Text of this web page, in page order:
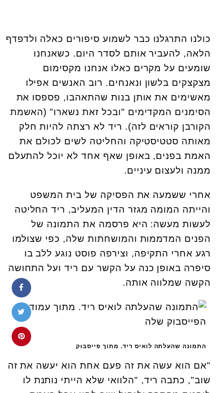
כולנו התרגלנו כבר לשמוע סיפורים כאלה ולדפדף
הלאה, להעביר אותם לסדר היום. כשאנחנו
שומעים על מקרים כאלו אנחנו מקסימום
מצקצקים בלשון ונאנחים. רוב האנשים אפילו
מאשימים את אותן בנות שהתאהבו, פספסו את
הסימנים המקדימים "ובכל זאת נשארו" (האשמת
הקורבן קוראים לזה). ריד לא רצתה להיות חלק
מאותה סטטיסטיקה והחליטה לשים לכולם את
האמת בפנים, באופן שאף אחד לא יוכל להתעלם
ממנה ולעצום עיניים.
אחרי ששמעה את הפסיקה של בית המשפט
והייתה המומה מגזר הדין המעליב, ריד החליטה
לעשות מעשה: היא פרסמה את התמונה של
הפנים המדממות והמושחתות שלה, כפי שצולמו
רגע אחרי התקיפה, וצירפה פוסט נוגע ללב בו
סיפרה באופן כנה על הקשר עם ריד ועל התחושה
הקשה שמלווה אותה.
התמונה שהעלתה לואיס ריד. מתוך פייסבוק
"אם הוא עשה את זה פעם אחת הוא יעשה את זה
שוב", כתבה ריד, "הלוואי שלא הייתי נותנת לו